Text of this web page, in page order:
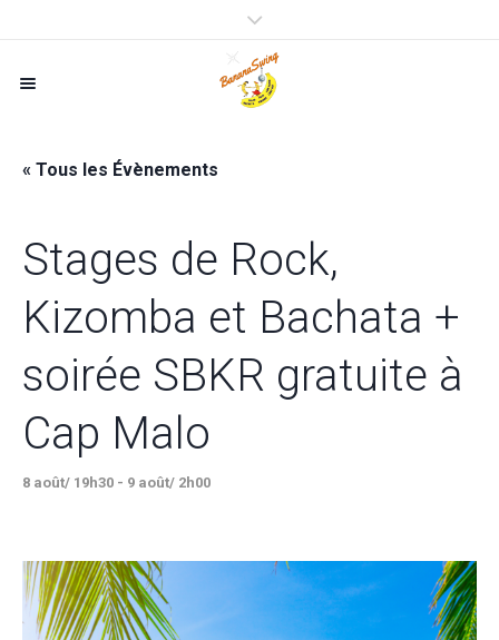
« Tous les Évènements
Stages de Rock,
Kizomba et Bachata +
soirée SBKR gratuite à
Cap Malo
8 août/ 19h30 - 9 août/ 2h00